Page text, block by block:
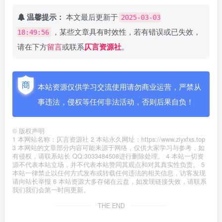
温馨提示： 本文最后更新于 2025-03-03
18:49:56
，某些文章具有时效性，若有错误或已失效，
请在下方留言或联系仄言资源社。
本站资源仅供学习交流使用请勿商业运营，严禁从
事违法，侵权等任何非法活动，否则后果自负！
© 版权声明
1 本网站名称：仄言资源社 2 本站永久网址：https://www.ziyxfxs.top
3 本网站的文章部分内容可能来源于网络，仅供大家学习与参考，如
有侵权，请联系站长 QQ:3033484508进行删除处理。 4 本站一切资
源不代表本站立场，并不代表本站赞同其观点和对其真实性负责。 5
本站一律禁止以任何方式发布或转载任何违法的相关信息，访客发现
请向站长举报 6 本站资源大多存储在云盘，如发现链接失效，请联系
我们我们会第一时间更新。
THE END